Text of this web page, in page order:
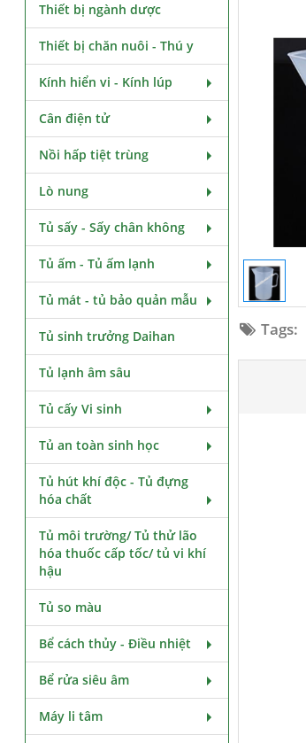
Tags:
Thiết bị ngành dược
Thiết bị chăn nuôi - Thú y
Kính hiển vi - Kính lúp
Cân điện tử
Nồi hấp tiệt trùng
Lò nung
Tủ sấy - Sấy chân không
Tủ ấm - Tủ ấm lạnh
Tủ mát - tủ bảo quản mẫu
Tủ sinh trưởng Daihan
Tủ lạnh âm sâu
Tủ cấy Vi sinh
Tủ an toàn sinh học
Tủ hút khí độc - Tủ đựng
hóa chất
Tủ môi trường/ Tủ thử lão
hóa thuốc cấp tốc/ tủ vi khí
hậu
Tủ so màu
Bể cách thủy - Điều nhiệt
Bể rửa siêu âm
Máy li tâm